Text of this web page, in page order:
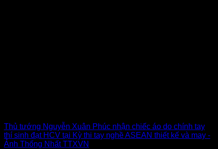
Thủ tướng Nguyễn Xuân Phúc nhận chiếc áo do chính tay
thí sinh đạt HCV tại Kỳ thi tay nghề ASEAN thiết kế và may -
Ảnh Thống Nhất TTXVN